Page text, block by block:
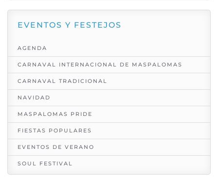
EVENTOS Y FESTEJOS
AGENDA
CARNAVAL INTERNACIONAL DE MASPALOMAS
CARNAVAL TRADICIONAL
NAVIDAD
MASPALOMAS PRIDE
FIESTAS POPULARES
EVENTOS DE VERANO
SOUL FESTIVAL